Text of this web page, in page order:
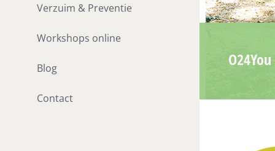
Verzuim & Preventie
Workshops online
Blog
Contact